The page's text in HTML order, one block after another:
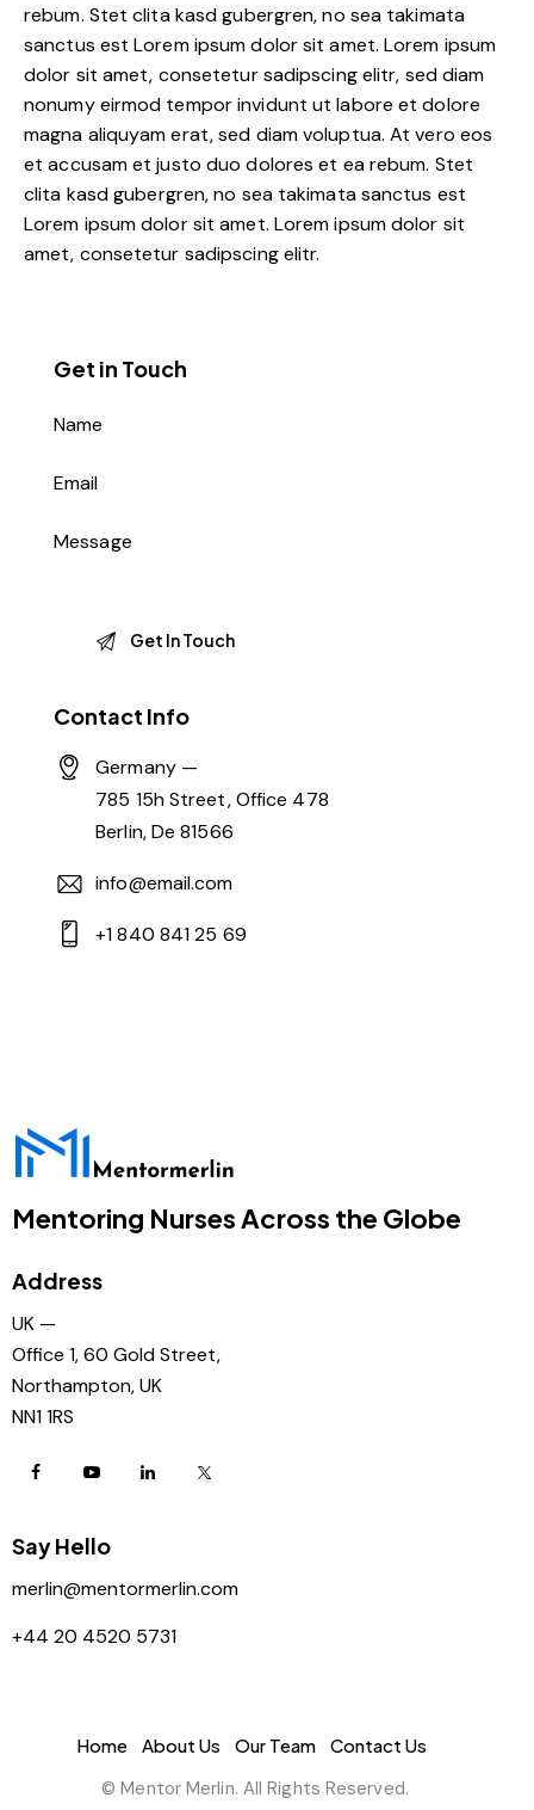
rebum. Stet clita kasd gubergren, no sea takimata
sanctus est Lorem ipsum dolor sit amet. Lorem ipsum
dolor sit amet, consetetur sadipscing elitr, sed diam
nonumy eirmod tempor invidunt ut labore et dolore
magna aliquyam erat, sed diam voluptua. At vero eos
et accusam et justo duo dolores et ea rebum. Stet
clita kasd gubergren, no sea takimata sanctus est
Lorem ipsum dolor sit amet. Lorem ipsum dolor sit
amet, consetetur sadipscing elitr.
Get in Touch
Contact Info
Germany —
785 15h Street, Office 478
Berlin, De 81566
info@email.com
+1 840 841 25 69
Mentoring Nurses Across the Globe
Address
UK —
Office 1, 60 Gold Street,
Northampton, UK
NN1 1RS
Say Hello
merlin@mentormerlin.com
+44 20 4520 5731
Home About Us Our Team Contact Us
© Mentor Merlin. All Rights Reserved.